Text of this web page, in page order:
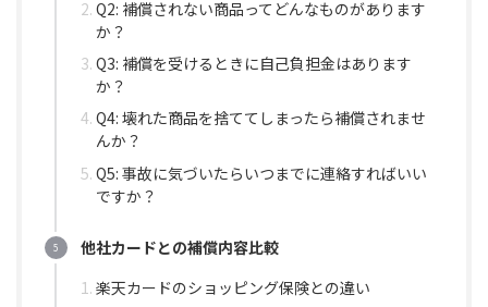
Q2: 補償されない商品ってどんなものがあります
か？
Q3: 補償を受けるときに自己負担金はあります
か？
Q4: 壊れた商品を捨ててしまったら補償されませ
んか？
Q5: 事故に気づいたらいつまでに連絡すればいい
ですか？
他社カードとの補償内容比較
楽天カードのショッピング保険との違い